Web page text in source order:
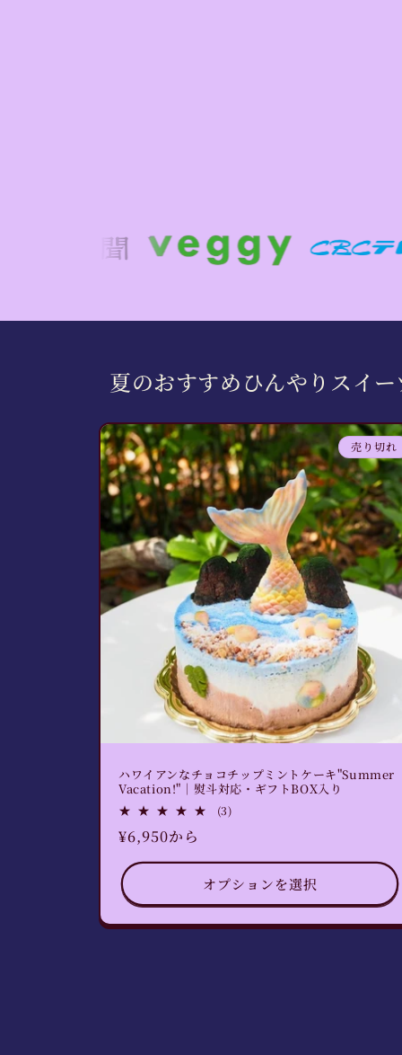
夏のおすすめひんやりスイー
売り切れ
ハワイアンなチョコチップミントケーキ"Summer
Vacation!"｜熨斗対応・ギフトBOX入り
(3)3
ー
数
合
計
通
価
格
¥6,950から
オプションを選択